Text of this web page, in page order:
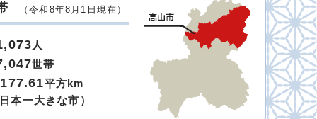
（令和8年8月1日現在）
人
世帯
平方km
日本一大きな市）